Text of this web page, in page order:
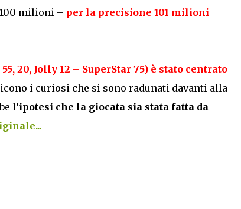
milioni – per la precisione 101 milioni
20, Jolly 12 – SuperStar 75) è stato centrato
i curiosi che si sono radunati davanti alla
l’ipotesi che la giocata sia stata fatta da